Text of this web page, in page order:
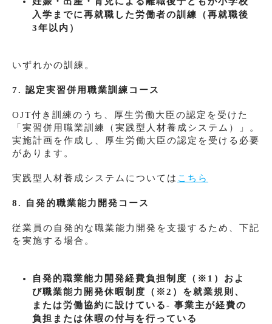
入学までに再就職した労働者の訓練（再就職後
3年以内）
いずれかの訓練。
7. 認定実習併用職業訓練コース
OJT付き訓練のうち、厚生労働大臣の認定を受けた
「実習併用職業訓練（実践型人材養成システム）」。
実施計画を作成し、厚生労働大臣の認定を受ける必要
があります。
実践型人材養成システムについては こちら
8. 自発的職業能力開発コース
従業員の自発的な職業能力開発を支援するため、下記
を実施する場合。
自発的職業能力開発経費負担制度（※1）およ
び職業能力開発休暇制度（※2）を就業規則、
または労働協約に設けている- 事業主が経費の
負担または休暇の付与を行っている